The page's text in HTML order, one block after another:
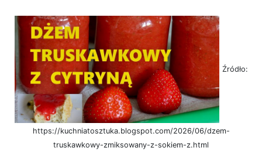
Źródło:
https://kuchniatosztuka.blogspot.com/2026/06/dzem-
truskawkowy-zmiksowany-z-sokiem-z.html